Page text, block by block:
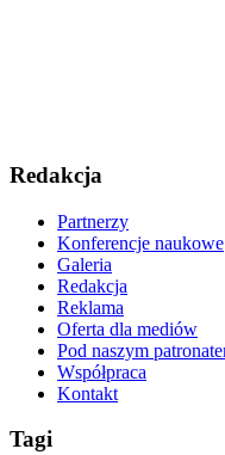
Redakcja
Partnerzy
Konferencje naukowe
Galeria
Redakcja
Reklama
Oferta dla mediów
Pod naszym
Współpraca
Kontakt
Tagi